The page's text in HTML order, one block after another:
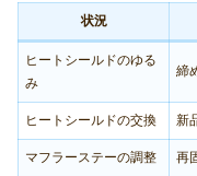
状況
ヒートシールドのゆる
み
締
ヒートシールドの交換 新
マフラーステーの調整 再